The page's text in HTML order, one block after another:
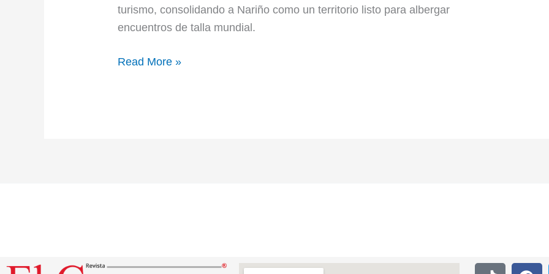
turismo, consolidando a Nariño como un territorio listo para albergar
encuentros de talla mundial.
Read More »
T F